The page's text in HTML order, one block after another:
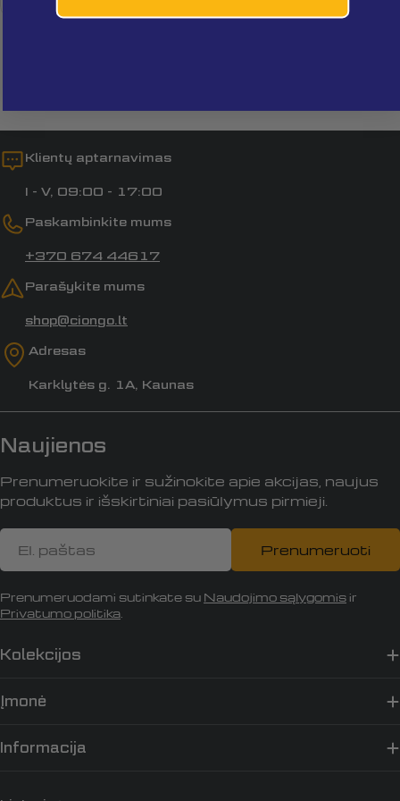
Laukai, pažymėti *, yra privalomi.
Klientų aptarnavimas
I - V, 09:00 - 17:00
Paskambinkite mums
+370 674 44617
Parašykite mums
shop@ciongo.lt
Adresas
Karklytės g. 1A, Kaunas
Kolekcijos
Įmonė
Informacija
Naujienos
Prenumeruokite ir sužinokite apie akcijas, naujus
produktus ir išskirtiniai pasiūlymus pirmieji.
El.
paštas
Prenumeruoti
Prenumeruodami sutinkate su Naudojimo sąlygomis ir
Privatumo politika